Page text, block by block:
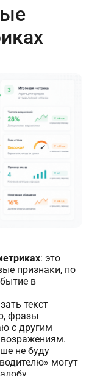
: это
признаки, по
в
текст
фразы
с другим
не буду
могут